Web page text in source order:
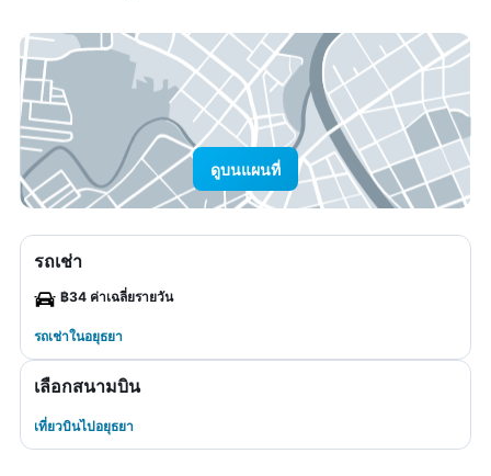
ดูบนแผนที่
รถเช่า
฿34 ค่าเฉลี่ยรายวัน
รถเช่าในอยุธยา
เลือกสนามบิน
เที่ยวบินไปอยุธยา